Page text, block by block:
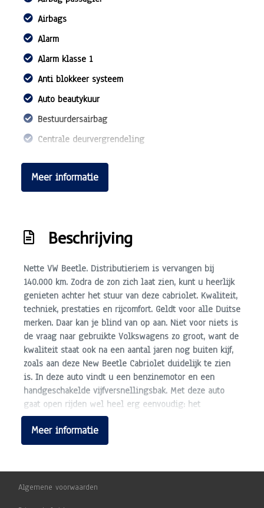
Airbags
Alarm
Alarm klasse 1
Anti blokkeer systeem
Auto beautykuur
Bestuurdersairbag
Centrale deurvergrendeling
Elek. bedienbare ramen
Grote onderhoudsbeurt
Kleine onderhoudsbeurt
Lederen stuurwiel
Mistlampen
Nieuwe apk inclusief voortkomende kosten
Nieuwe interieurfilters
Passagiersairbag
Radio/cassette-speler
Meer informatie
Beschrijving
Nette VW Beetle. Distributieriem is vervangen bij
140.000 km. Zodra de zon zich laat zien, kunt u heerlijk
genieten achter het stuur van deze cabriolet. Kwaliteit,
techniek, prestaties en rijcomfort. Geldt voor alle Duitse
merken. Daar kan je blind van op aan. Niet voor niets is
de vraag naar gebruikte Volkswagens zo groot, want de
kwaliteit staat ook na een aantal jaren nog buiten kijf,
zoals aan deze New Beetle Cabriolet duidelijk te zien
is. In deze auto vindt u een benzinemotor en een
handgeschakelde vijfversnellingsbak. Met deze auto
gaat open rijden wel heel erg eenvoudig: het
elektrische dak opent of sluit met een druk op de knop.
Bij de uitrusting van deze auto horen onder meer
warmtewerend glas, in hoogte verstelbare
buitenspiegels en elektrisch bediende ramen.
Meer informatie
Algemene voorwaarden